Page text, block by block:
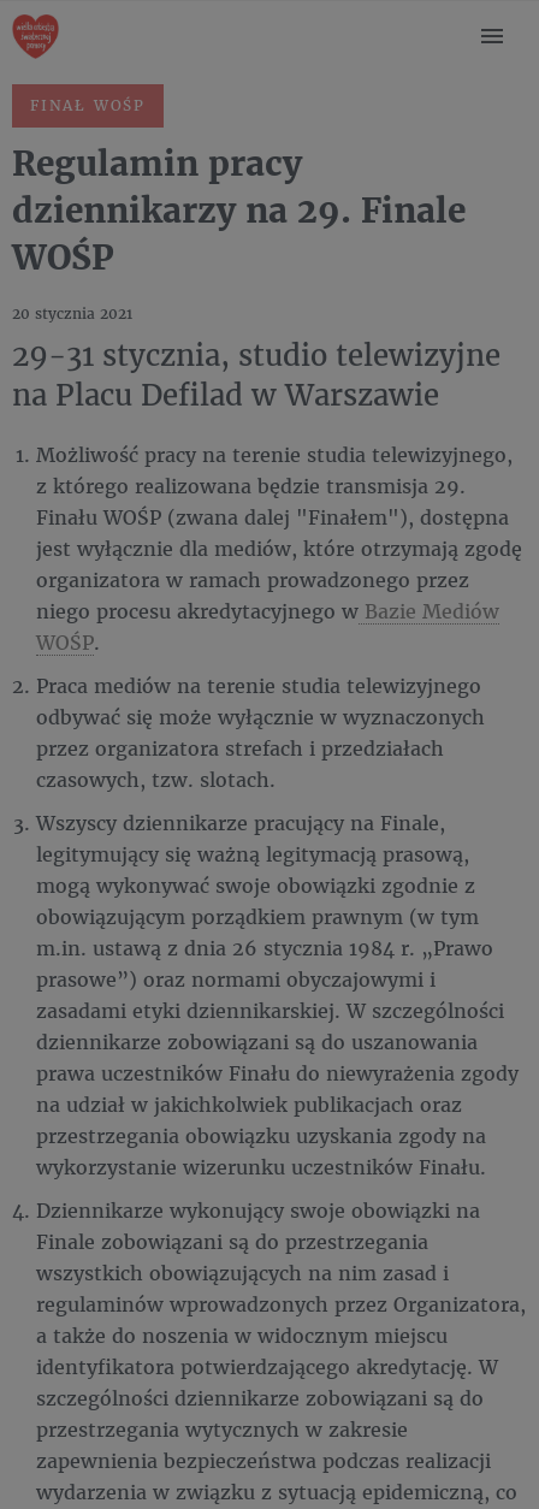
FINAŁ WOŚP
Regulamin pracy
dziennikarzy na 29. Finale
WOŚP
20 stycznia 2021
29-31 stycznia, studio telewizyjne
na Placu Defilad w Warszawie
Możliwość pracy na terenie studia telewizyjnego,
z którego realizowana będzie transmisja 29.
Finału WOŚP (zwana dalej "Finałem"), dostępna
jest wyłącznie dla mediów, które otrzymają zgodę
organizatora w ramach prowadzonego przez
niego procesu akredytacyjnego w Bazie Mediów
WOŚP.
Praca mediów na terenie studia telewizyjnego
odbywać się może wyłącznie w wyznaczonych
przez organizatora strefach i przedziałach
czasowych, tzw. slotach.
Wszyscy dziennikarze pracujący na Finale,
legitymujący się ważną legitymacją prasową,
mogą wykonywać swoje obowiązki zgodnie z
obowiązującym porządkiem prawnym (w tym
m.in. ustawą z dnia 26 stycznia 1984 r. „Prawo
prasowe”) oraz normami obyczajowymi i
zasadami etyki dziennikarskiej. W szczególności
dziennikarze zobowiązani są do uszanowania
prawa uczestników Finału do niewyrażenia zgody
na udział w jakichkolwiek publikacjach oraz
przestrzegania obowiązku uzyskania zgody na
wykorzystanie wizerunku uczestników Finału.
Dziennikarze wykonujący swoje obowiązki na
Finale zobowiązani są do przestrzegania
wszystkich obowiązujących na nim zasad i
regulaminów wprowadzonych przez Organizatora,
a także do noszenia w widocznym miejscu
identyfikatora potwierdzającego akredytację. W
szczególności dziennikarze zobowiązani są do
przestrzegania wytycznych w zakresie
zapewnienia bezpieczeństwa podczas realizacji
wydarzenia w związku z sytuacją epidemiczną, co